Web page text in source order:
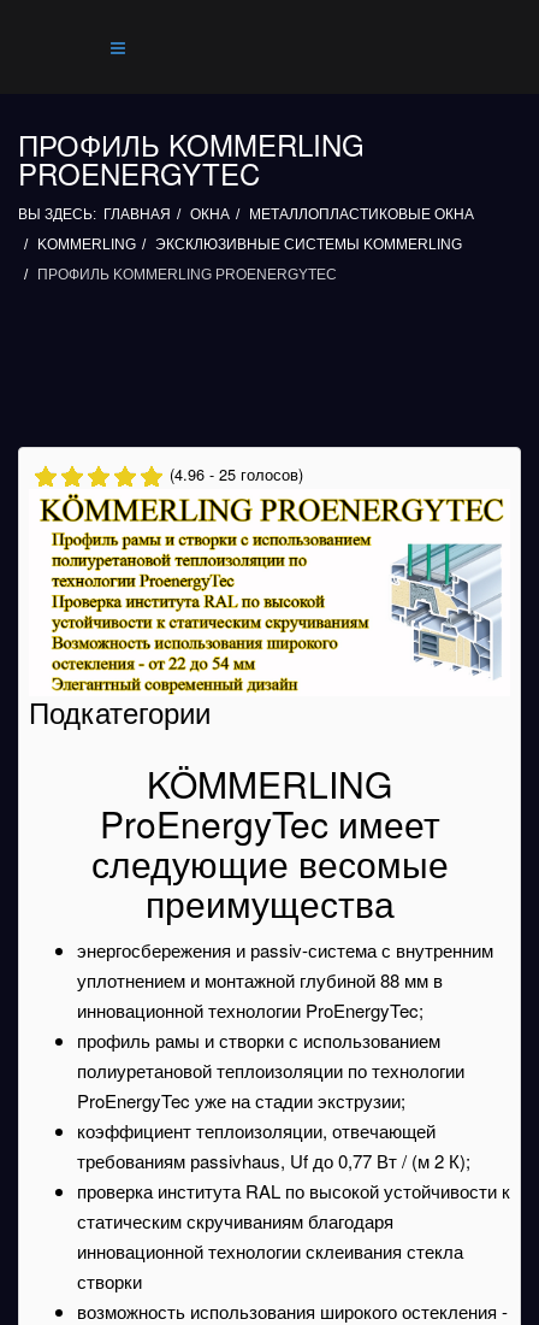
ПРОФИЛЬ KOMMERLING
PROENERGYTEC
ВЫ ЗДЕСЬ: ГЛАВНАЯ ОКНА
МЕТАЛЛОПЛАСТИКОВЫЕ ОКНА
KOMMERLING
ЭКСКЛЮЗИВНЫЕ СИСТЕМЫ KOMMERLING
ПРОФИЛЬ KOMMERLING PROENERGYTEC
(4.96 - 25 голосов)
Подкатегории
KÖMMERLING
ProEnergyTec имеет
следующие весомые
преимущества
энергосбережения и рassiv-система с внутренним
уплотнением и монтажной глубиной 88 мм в
инновационной технологии ProEnergyTec;
профиль рамы и створки с использованием
полиуретановой теплоизоляции по технологии
ProEnergyTec уже на стадии экструзии;
коэффициент теплоизоляции, отвечающей
требованиям рassivhaus, Uf до 0,77 Вт / (м 2 К);
проверка института RAL по высокой устойчивости к
статическим скручиваниям благодаря
инновационной технологии склеивания стекла
створки
возможность использования широкого остекления -